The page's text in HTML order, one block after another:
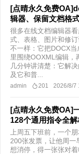
[点晴永久免费
辑器、保留文档格
很多在线文档编辑器
式、表格、图片和修
不一样：它把DOCX
里围绕OOXML编辑，
几分钟讲清楚：它解
及它和普...
admin 201 2026/8/7
[点晴永久免费OA]
128个通用指令全解
上周五下班前，一个
200张发票，让他周一
想消停，得一张张对